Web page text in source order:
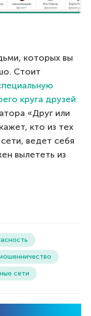
которых вы
Стоит
круга друзей
«Друг или
кто из тех
ведет себя
вылететь из
сети